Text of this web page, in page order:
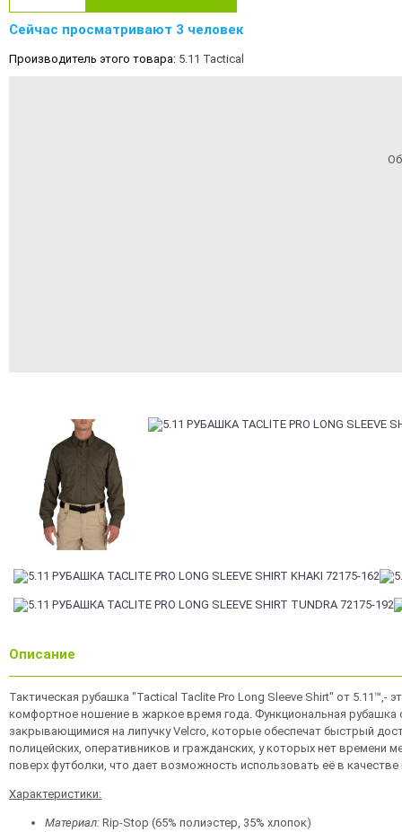
Сейчас просматривают 3 человек
Производитель этого товара: 5.11 Tactical
Описание
Тактическая рубашка "Tactical Taclite Pro Long Sleeve Shirt" от
комфортное ношение в жаркое время года. Функциональная
закрывающимися на липучку Velcro, которые обеспечат быстрый
полицейских, оперативников и гражданских, у которых нет
поверх футболки, что дает возможность использовать её в
Характеристики:
Материал: Rip-Stop (65% полиэстер, 35% хлопок)